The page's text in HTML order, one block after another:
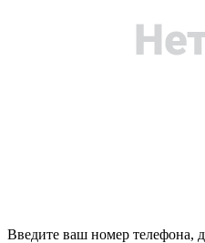
Введите ваш номер телефона,